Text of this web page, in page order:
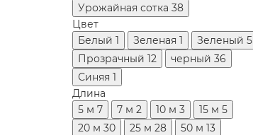
Урожайная сотка 38
Цвет
Белый 1 Зеленая 1 Зеленый 5
Прозрачный 12 черный 36
Синяя 1
Длина
5 м 7 7 м 2 10 м 3 15 м 5
20 м 30 25 м 28 50 м 13